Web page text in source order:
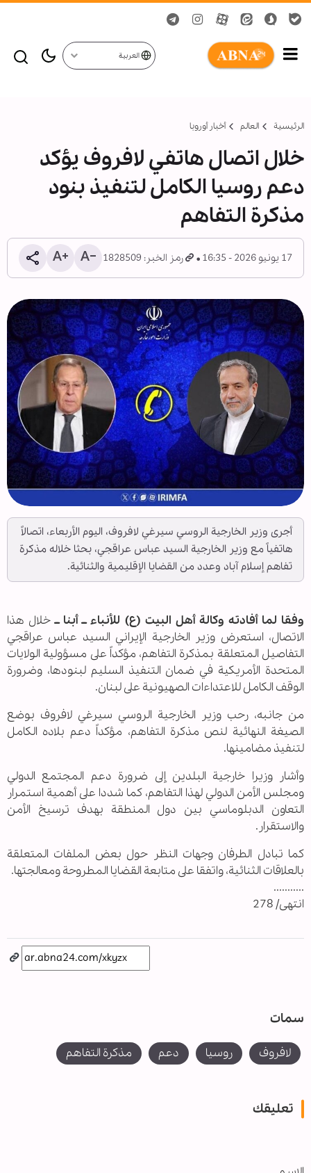
العربية
الرئيسية العالم أخبار أوروبا
خلال اتصال هاتفي لافروف يؤكد
دعم روسيا الكامل لتنفيذ بنود
مذكرة التفاهم
17 يونيو 2026 - 16:35 رمز الخبر: 1828509
أجرى وزير الخارجية الروسي سيرغي لافروف، اليوم الأربعاء، اتصالاً
هاتفياً مع وزير الخارجية السيد عباس عراقجي، بحثا خلاله مذكرة
تفاهم إسلام آباد وعدد من القضايا الإقليمية والثنائية.
وفقا لما أفادته وكالة أهل البيت (ع) للأنباء ــ أبنا ــ خلال هذا
الاتصال، استعرض وزير الخارجية الإيراني السيد عباس عراقجي
التفاصيل المتعلقة بمذكرة التفاهم، مؤكداً على مسؤولية الولايات
المتحدة الأمريكية في ضمان التنفيذ السليم لبنودها، وضرورة
الوقف الكامل للاعتداءات الصهيونية على لبنان.
من جانبه، رحب وزير الخارجية الروسي سيرغي لافروف بوضع
الصيغة النهائية لنص مذكرة التفاهم، مؤكداً دعم بلاده الكامل
لتنفيذ مضامينها.
وأشار وزيرا خارجية البلدين إلى ضرورة دعم المجتمع الدولي
ومجلس الأمن الدولي لهذا التفاهم، كما شددا على أهمية استمرار
التعاون الدبلوماسي بين دول المنطقة بهدف ترسيخ الأمن
والاستقرار.
كما تبادل الطرفان وجهات النظر حول بعض الملفات المتعلقة
بالعلاقات الثنائية، واتفقا على متابعة القضايا المطروحة ومعالجتها.
...........
انتهى/ 278
سمات
لافروف روسيا دعم مذكرة التفاهم
تعليقك